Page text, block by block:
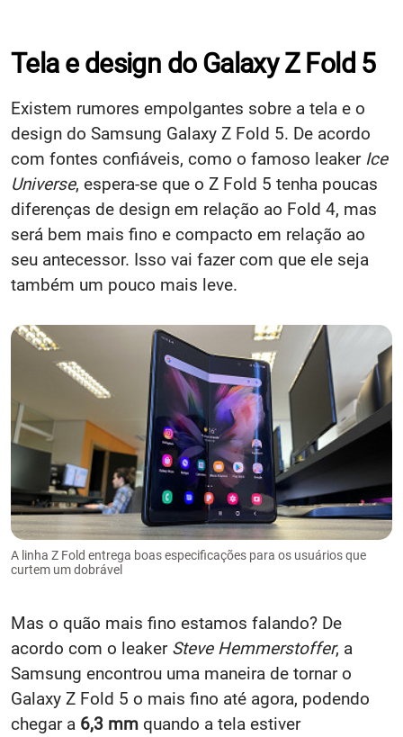
Tela e design do Galaxy Z Fold 5
Existem rumores empolgantes sobre a tela e o
design do Samsung Galaxy Z Fold 5. De acordo
com fontes confiáveis, como o famoso leaker Ice
Universe, espera-se que o Z Fold 5 tenha poucas
diferenças de design em relação ao Fold 4, mas
será bem mais fino e compacto em relação ao
seu antecessor. Isso vai fazer com que ele seja
também um pouco mais leve.
A linha Z Fold entrega boas especificações para os usuários que
curtem um dobrável
Mas o quão mais fino estamos falando? De
acordo com o leaker Steve Hemmerstoffer, a
Samsung encontrou uma maneira de tornar o
Galaxy Z Fold 5 o mais fino até agora, podendo
chegar a 6,3 mm quando a tela estiver